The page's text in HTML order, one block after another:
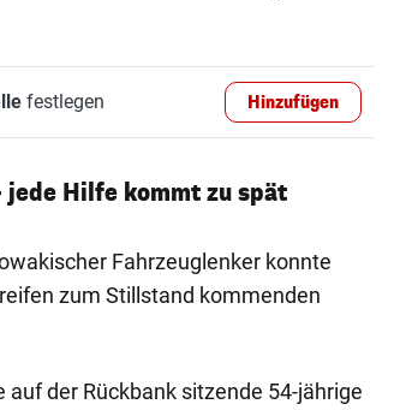
festlegen Hinzufügen
jede Hilfe kommt zu spät
Fahrzeuglenker konnte
zum Stillstand kommenden
der Rückbank sitzende 54-jährige